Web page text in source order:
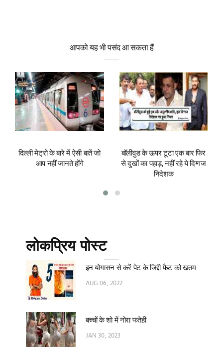
आपको यह भी पसंद आ सकता हैं
दिल्ली मेट्रो के बारे में ऐसी बातें जो
आप नहीं जानते होंगे
बॉलीवुड के ऊपर टूटा एक बार फिर
से दुखों का पहाड़, नहीं रहे ये दिग्गज
निदेशक
लोकप्रिय पोस्ट
इन योगासन से करें पेट के जिद्दी फैट को खतम
AUG 06, 2022
बच्चों के शो में नोरा फतेही
JAN 30, 2023